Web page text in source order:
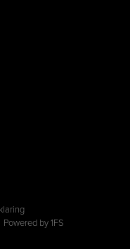
Powered by1FS